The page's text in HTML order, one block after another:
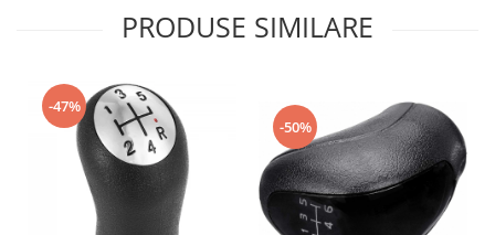
PRODUSE SIMILARE
-47%
-50%